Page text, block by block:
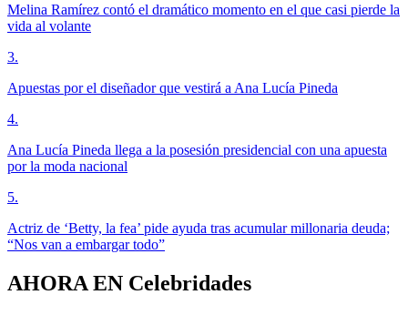
Melina Ramírez contó el dramático momento en el que casi pierde la
vida al volante
3.
Apuestas por el diseñador que vestirá a Ana Lucía Pineda
4.
Ana Lucía Pineda llega a la posesión presidencial con una apuesta
por la moda nacional
5.
Actriz de ‘Betty, la fea’ pide ayuda tras acumular millonaria deuda;
“Nos van a embargar todo”
AHORA EN Celebridades